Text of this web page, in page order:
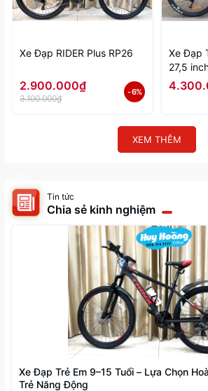
Xe Đạp RIDER Plus RP26
2.900.000₫
3.100.000₫
- 6%
Xe Đạp
27,5
XEM THÊM
Tin tức
Chia sẻ kinh nghiệm
Xe Đạp Trẻ Em 9–15 Tuổi – Lựa Chọn
Trẻ Năng Động